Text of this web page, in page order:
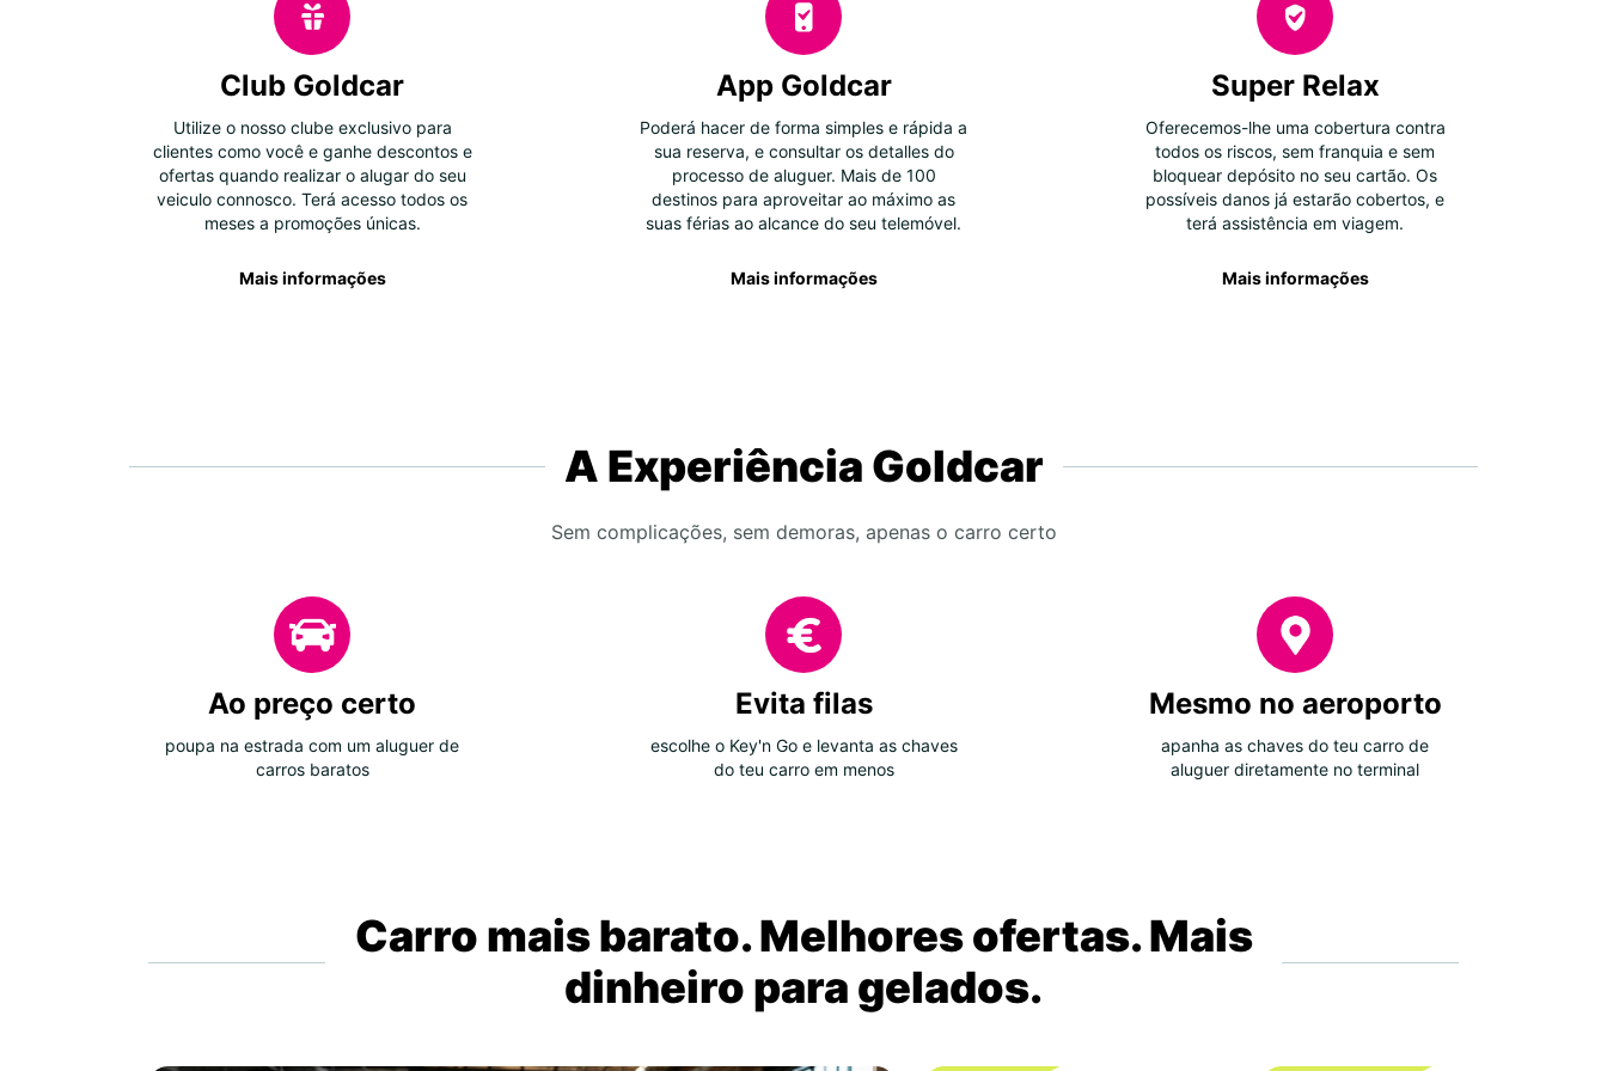
Club Goldcar
Utilize o nosso clube exclusivo para
clientes como você e ganhe descontos e
ofertas quando realizar o alugar do seu
veiculo connosco. Terá acesso todos os
meses a promoções únicas.
Mais informações
App Goldcar
Poderá hacer de forma simples e rápida a
sua reserva, e consultar os detalles do
processo de aluguer. Mais de 100
destinos para aproveitar ao máximo as
suas férias ao alcance do seu telemóvel.
Mais informações
Super Relax
Oferecemos-lhe uma cobertura contra
todos os riscos, sem franquia e sem
bloquear depósito no seu cartão. Os
possíveis danos já estarão cobertos, e
terá assistência em viagem.
Mais informações
A Experiência Goldcar
Sem complicações, sem demoras, apenas o carro certo
Ao preço certo
poupa na estrada com um aluguer de
carros baratos
Evita filas
escolhe o Key'n Go e levanta as chaves
do teu carro em menos
Mesmo no aeroporto
apanha as chaves do teu carro de
aluguer diretamente no terminal
Carro mais barato. Melhores ofertas. Mais
dinheiro para gelados.